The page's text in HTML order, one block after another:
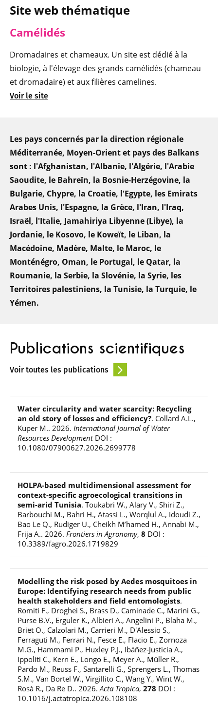
Site web thématique
Camélidés
Dromadaires et chameaux. Un site est dédié à la
biologie, à l'élevage des grands camélidés (chameau
et dromadaire) et aux filières camelines.
Voir le site
Les pays concernés par la direction régionale
Méditerranée, Moyen-Orient et pays des Balkans
sont : l'Afghanistan, l'Albanie, l'Algérie, l'Arabie
Saoudite, le Bahreïn, la Bosnie-Herzégovine, la
Bulgarie, Chypre, la Croatie, l'Egypte, les Emirats
Arabes Unis, l'Espagne, la Grèce, l'Iran, l'Iraq,
Israël, l'Italie, Jamahiriya Libyenne (Libye), la
Jordanie, le Kosovo, le Koweït, le Liban, la
Macédoine, Madère, Malte, le Maroc, le
Monténégro, Oman, le Portugal, le Qatar, la
Roumanie, la Serbie, la Slovénie, la Syrie, les
Territoires palestiniens, la Tunisie, la Turquie, le
Yémen.
Publications scientifiques
Voir toutes les publications
Water circularity and water scarcity: Recycling
an old story of losses and efficiency?. Collard A.L.,
Kuper M.. 2026. International Journal of Water
Resources Development DOI :
10.1080/07900627.2026.2699778
HOLPA-based multidimensional assessment for
context-specific agroecological transitions in
semi-arid Tunisia. Toukabri W., Alary V., Shiri Z.,
Barbouchi M., Bahri H., Atassi L., Worqlul A., Idoudi Z.,
Bao Le Q., Rudiger U., Cheikh M’hamed H., Annabi M.,
Frija A.. 2026. Frontiers in Agronomy, 8 DOI :
10.3389/fagro.2026.1719829
Modelling the risk posed by Aedes mosquitoes in
Europe: Identifying research needs from public
health stakeholders and field entomologists.
Romiti F., Droghei S., Brass D., Caminade C., Marini G.,
Purse B.V., Erguler K., Albieri A., Angelini P., Blaha M.,
Briët O., Calzolari M., Carrieri M., D'Alessio S.,
Ferraguti M., Ferrari N., Fesce E., Flacio E., Zornoza
M.G., Hammami P., Huxley P.J., Ibáñez-Justicia A.,
Ippoliti C., Kern E., Longo E., Meyer A., Müller R.,
Pardo M., Reuss F., Santarelli G., Sprengers L., Thomas
S.M., Van Bortel W., Virgillito C., Wang Y., Wint W.,
Rosà R., Da Re D.. 2026.Acta Tropica, 278 DOI :
10.1016/j.actatropica.2026.108108